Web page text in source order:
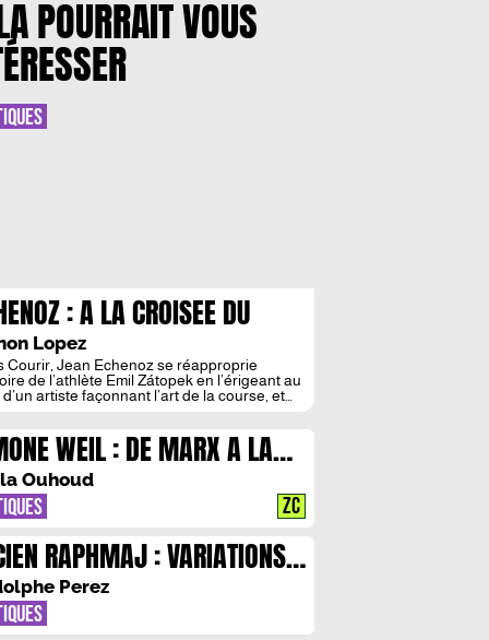
POURRAIT VOUS
: A LA CROISEE DU
ET DE L’ART
Lopez
Courir, Jean Echenoz se réapproprie
de l’athlète Emil Zátopek en l’érigeant au
artiste façonnant l’art de la course, et
son corps et son esprit. « Celui qui veut
à voler, celui-là doit d’abord […]
WEIL : DE MARX A LA
Ouhoud
ZC
RAPHMAJ : VARIATIONS
LA NUIT
Perez